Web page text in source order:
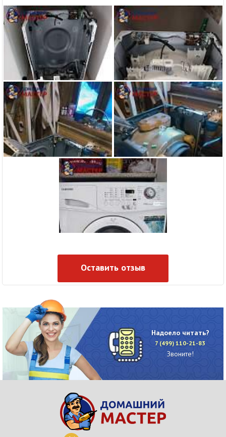
Оставить отзыв
Надоело читать?
7 (499) 110-21-83
Звоните!